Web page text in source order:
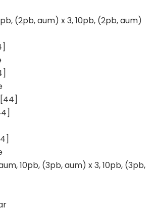
(2pb, aum) x 3, 10pb, (2pb, aum)
10pb, (3pb, aum) x 3, 10pb, (3pb,